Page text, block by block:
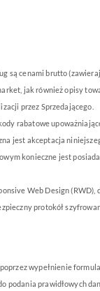
są cenami brutto
jak również opisy
przez Sprzedającego.
rabatowe upoważniając
jest akceptacja
konieczne jest
Web Design
protokół
wypełnienie
podania prawidłowych